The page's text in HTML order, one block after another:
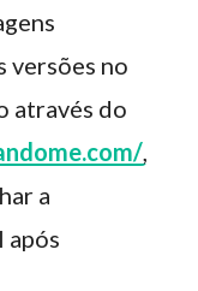
versões no
através do
,
a
após